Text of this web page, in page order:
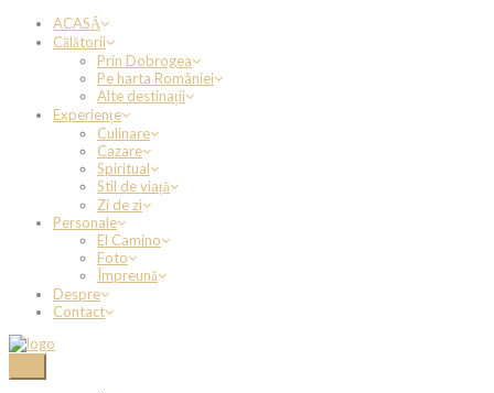
ACASĂ
Călătorii
Prin Dobrogea
Pe harta României
Alte destinații
Experiențe
Culinare
Cazare
Spiritual
Stil de viață
Zi de zi
Personale
El Camino
Foto
Împreună
Despre
Contact